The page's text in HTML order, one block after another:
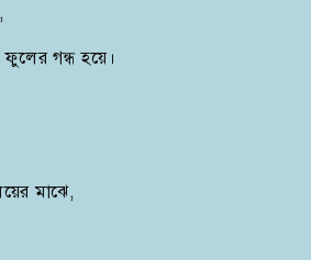
গন্ধ হয়ে।
মাঝে,